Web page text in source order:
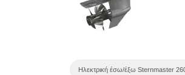
Ηλεκτρική έσω/έξω Sternmaster